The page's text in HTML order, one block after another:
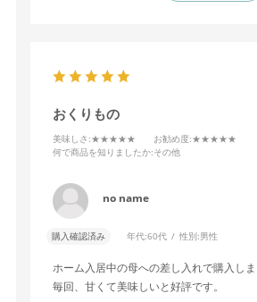
おくりもの
美味しさ :★★★★★ お勧め度:★★★★★
何で商品を知りましたか:その他
no name
購入確認済み 年代:60代 性別:男性
ホーム入居中の母への差し入れで購入しま
毎回、甘くて美味しいと好評です。